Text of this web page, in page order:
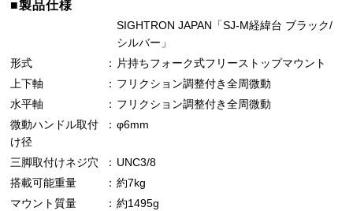
■製品仕様
SIGHTRON JAPAN「SJ-M経緯台 ブラック/
シルバー」
形式
： 片持ちフォーク式フリーストップマウント
上下軸
： フリクション調整付き全周微動
水平軸
： フリクション調整付き全周微動
微動ハンドル取付
け径
： φ6mm
三脚取付けネジ穴 ： UNC3/8
搭載可能重量
： 約7kg
マウント質量
： 約1495g